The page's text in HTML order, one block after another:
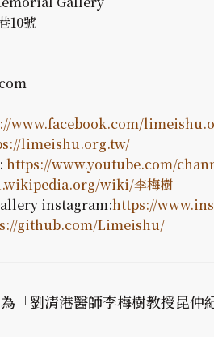
10號
www.facebook.com/
limeishu.org.tw/
https://www.youtube.com/
wiki/李梅樹
instagram:https://
github.com/Limeishu/
「劉清港醫師李梅樹教授昆